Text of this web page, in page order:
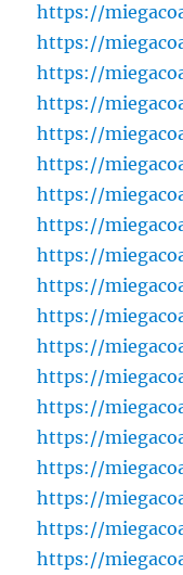
https://
https://
https://
https://
https://
https://
https://
https://
https://
https://
https://
https://
https://
https://
https://
https://
https://
https://
https://